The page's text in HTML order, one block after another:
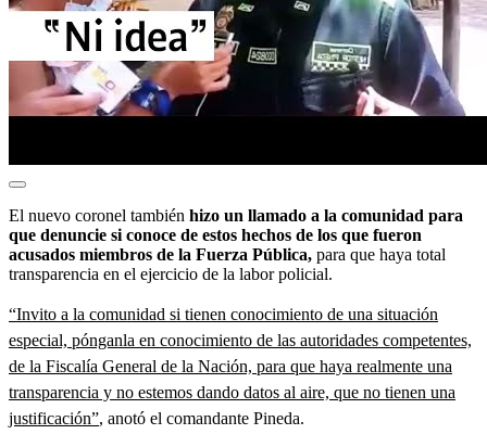
El nuevo coronel también hizo un llamado a la comunidad para
que denuncie si conoce de estos hechos de los que fueron
acusados miembros de la Fuerza Pública, para que haya total
transparencia en el ejercicio de la labor policial.
“Invito a la comunidad si tienen conocimiento de una situación
especial, pónganla en conocimiento de las autoridades competentes,
de la Fiscalía General de la Nación, para que haya realmente una
transparencia y no estemos dando datos al aire, que no tienen una
justificación”, anotó el comandante Pineda.